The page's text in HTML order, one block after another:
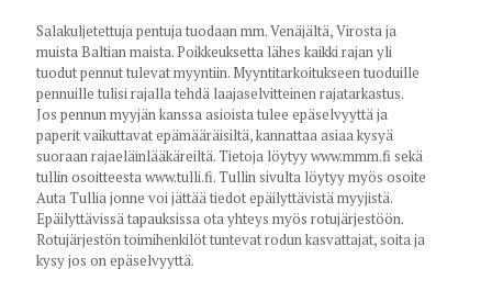
Salakuljetettuja pentuja tuodaan mm. Venäjältä, Virosta ja
muista Baltian maista. Poikkeuksetta lähes kaikki rajan yli
tuodut pennut tulevat myyntiin. Myyntitarkoitukseen tuoduille
pennuille tulisi rajalla tehdä laajaselvitteinen rajatarkastus.
Jos pennun myyjän kanssa asioista tulee epäselvyyttä ja
paperit vaikuttavat epämääräisiltä, kannattaa asiaa kysyä
suoraan rajaeläinlääkäreiltä. Tietoja löytyy www.mmm.fi sekä
tullin osoitteesta www.tulli.fi. Tullin sivulta löytyy myös osoite
Auta Tullia jonne voi jättää tiedot epäilyttävistä myyjistä.
Epäilyttävissä tapauksissa ota yhteys myös rotujärjestöön.
Rotujärjestön toimihenkilöt tuntevat rodun kasvattajat, soita ja
kysy jos on epäselvyyttä.